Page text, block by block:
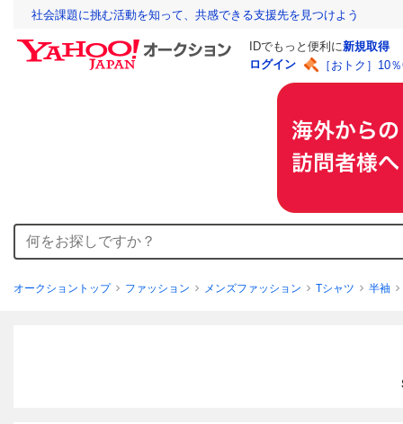
社会課題に挑む活動を知って、共感できる支援先を見つけよう
IDでもっと便利に新規取得
ログイン
［おトク］10
オークショントップ ファッション メンズファッション Tシャツ 半袖